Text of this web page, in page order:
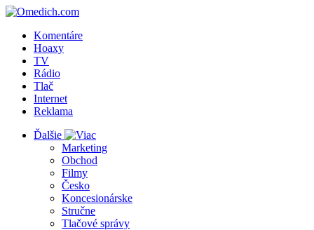
Komentáre
Hoaxy
TV
Rádio
Tlač
Internet
Reklama
Ďalšie
Marketing
Obchod
Filmy
Česko
Koncesionárske
Stručne
Tlačové správy